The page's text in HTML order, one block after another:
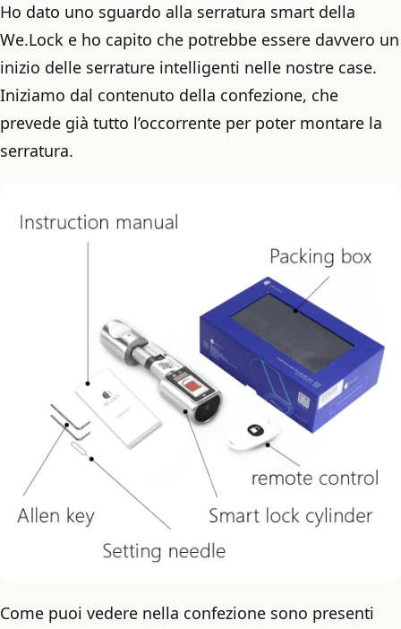
Ho dato uno sguardo alla serratura smart della
We.Lock e ho capito che potrebbe essere davvero un
inizio delle serrature intelligenti nelle nostre case.
Iniziamo dal contenuto della confezione, che
prevede già tutto l’occorrente per poter montare la
serratura.
Come puoi vedere nella confezione sono presenti